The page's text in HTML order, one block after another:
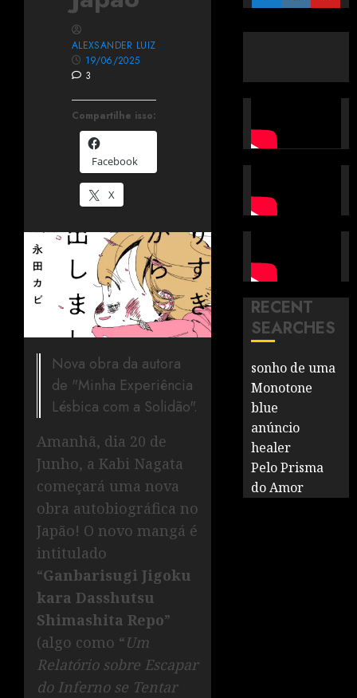
Compartilhe isso:
Facebook
X
ALEXSANDER LUIZ
19/06/2025
3
Nova obra da autora
de "Minha Experiência
Lésbica com a Solidão".
Amanhã, dia 20 de
Junho, a Kabi Nagata
começará uma nova
obra autobiográfica no
Japão! O novo mangá é
intitulado
“Ganbarisugi Jigoku
kara Dasshutsu
Shimashita Repo”
(algo como “Um
Relatório sobre Escapar
do Inferno se Tentar
RECENT
SEARCHES
sonho de uma
Monotone
blue
anúncio
healer
Pelo Prisma
do Amor